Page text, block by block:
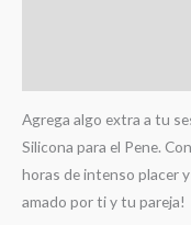
Agrega algo extra a tu
Silicona para el Pene.
horas de intenso placer
amado por ti y tu pareja!